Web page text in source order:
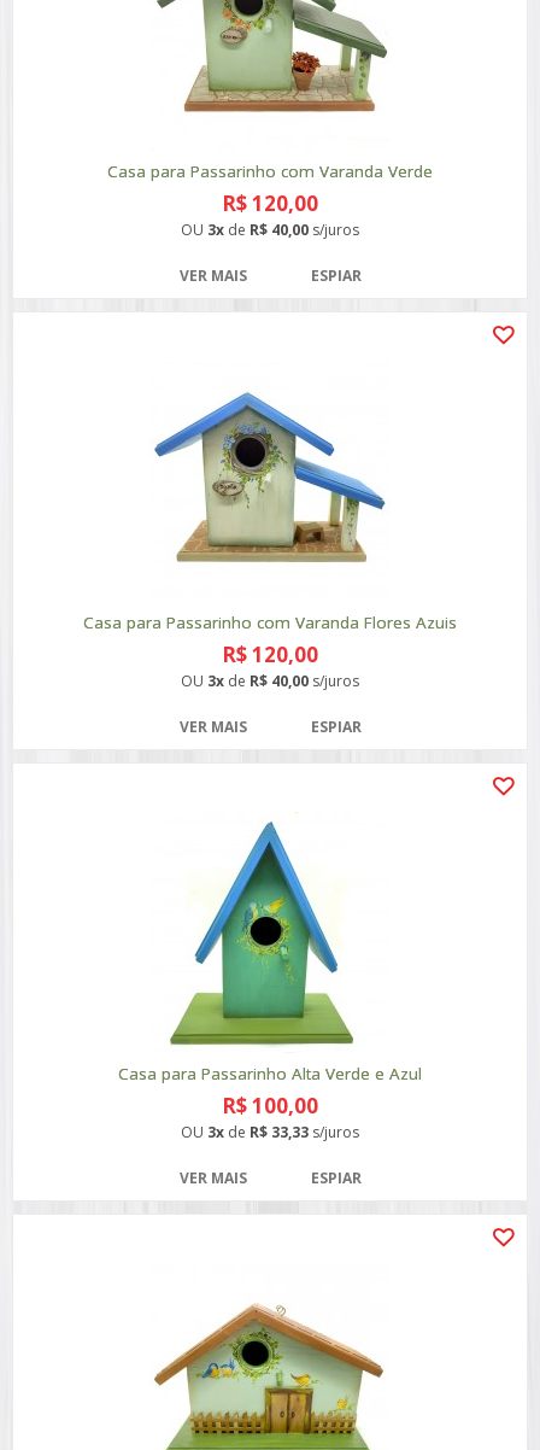
Casa para Passarinho com Varanda Verde
R$ 120,00
OU 3x de R$ 40,00 s/juros
VER MAIS ESPIAR
Casa para Passarinho com Varanda Flores Azuis
R$ 120,00
OU 3x de R$ 40,00 s/juros
VER MAIS ESPIAR
Casa para Passarinho Alta Verde e Azul
R$ 100,00
OU 3x de R$ 33,33 s/juros
VER MAIS ESPIAR